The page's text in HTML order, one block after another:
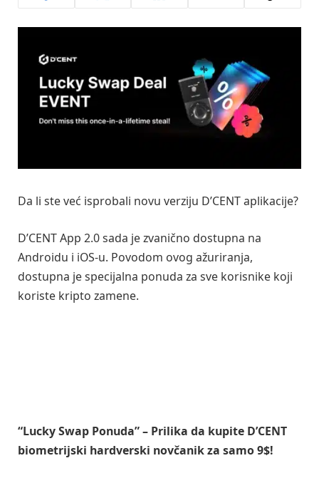
Da li ste već isprobali novu verziju D’CENT aplikacije?
D’CENT App 2.0 sada je zvanično dostupna na
Androidu i iOS-u. Povodom ovog ažuriranja,
dostupna je specijalna ponuda za sve korisnike koji
koriste kripto zamene.
“Lucky Swap Ponuda” – Prilika da kupite D’CENT
biometrijski hardverski novčanik za samo 9$!